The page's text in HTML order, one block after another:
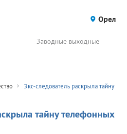
Орел
Заводные выходные
Экс-следователь раскрыла тайну
тайну телефонных